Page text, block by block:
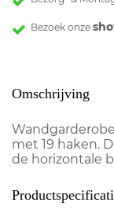
Bezoek onze
Omschrijving
met 19 haken.
de horizontale